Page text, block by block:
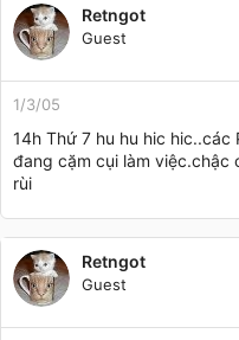
Retngot
Guest
1/3/05
14h Th­­ứ 7 hu hu hic
đang cặm cụi làm việc.chậc
rùi
Retngot
Guest